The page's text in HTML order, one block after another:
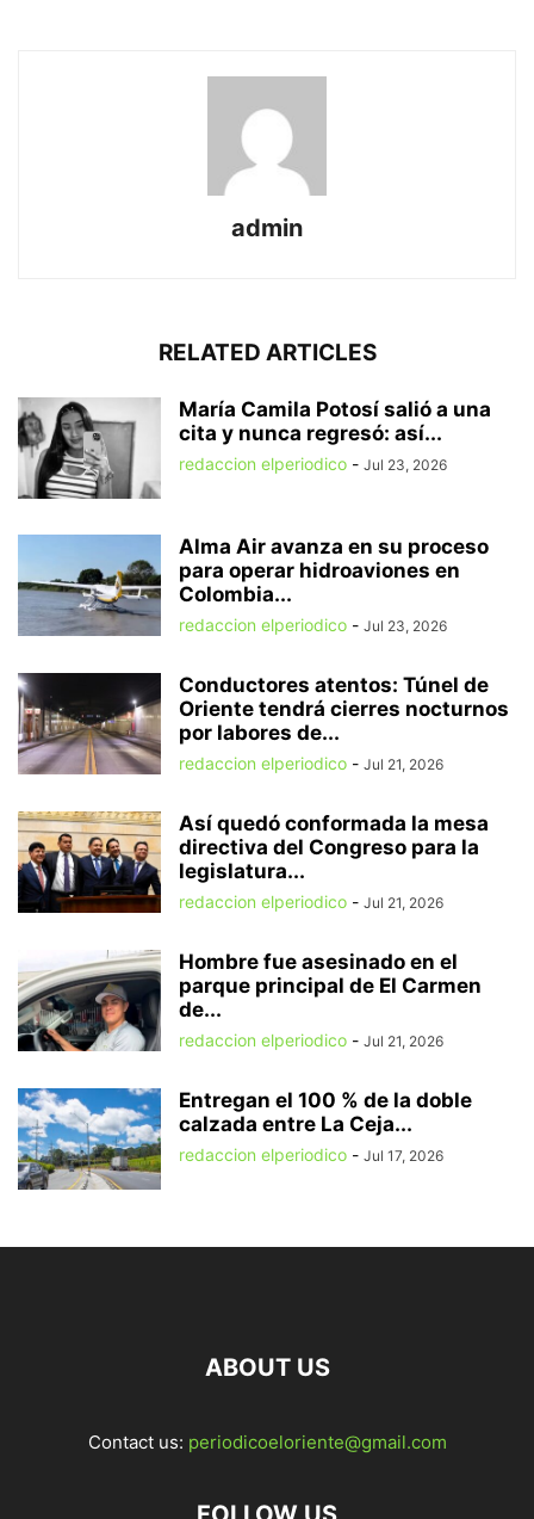
admin
RELATED ARTICLES
María Camila Potosí salió a una
cita y nunca regresó: así...
redaccion elperiodico - Jul 23, 2026
Alma Air avanza en su proceso
para operar hidroaviones en
Colombia...
redaccion elperiodico - Jul 23, 2026
Conductores atentos: Túnel de
Oriente tendrá cierres nocturnos
por labores de...
redaccion elperiodico - Jul 21, 2026
Así quedó conformada la mesa
directiva del Congreso para la
legislatura...
redaccion elperiodico - Jul 21, 2026
Hombre fue asesinado en el
parque principal de El Carmen
de...
redaccion elperiodico - Jul 21, 2026
Entregan el 100 % de la doble
calzada entre La Ceja...
redaccion elperiodico - Jul 17, 2026
ABOUT US
Contact us: periodicoeloriente@gmail.com